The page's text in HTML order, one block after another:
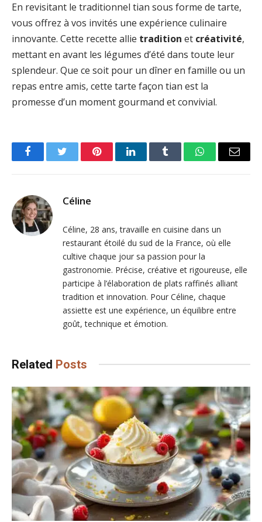
En revisitant le traditionnel tian sous forme de tarte,
vous offrez à vos invités une expérience culinaire
innovante. Cette recette allie tradition et créativité,
mettant en avant les légumes d’été dans toute leur
splendeur. Que ce soit pour un dîner en famille ou un
repas entre amis, cette tarte façon tian est la
promesse d’un moment gourmand et convivial.
FacebookTwitter PinterestLinkedInTumblr WhatsAppEmail
Céline
Céline, 28 ans, travaille en cuisine dans un
restaurant étoilé du sud de la France, où elle
cultive chaque jour sa passion pour la
gastronomie. Précise, créative et rigoureuse, elle
participe à l’élaboration de plats raffinés alliant
tradition et innovation. Pour Céline, chaque
assiette est une expérience, un équilibre entre
goût, technique et émotion.
Related Posts